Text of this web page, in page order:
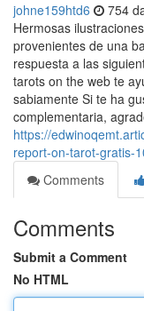
johne159htd6 754
Hermosas
provenientes de una
respuesta a las
tarots on the web te
sabiamente Si te ha
complementaria,
https://
report-on-tarot-gratis-
Comments
Comments
Submit a Comment
No HTML